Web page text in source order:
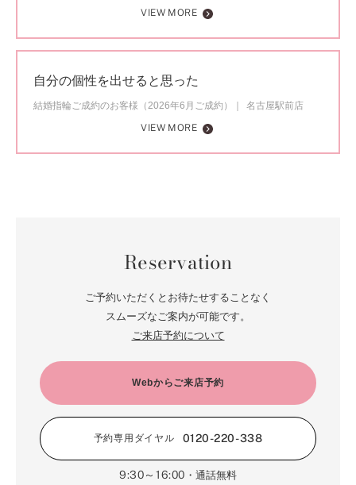
VIEW MORE
自分の個性を出せると思った
結婚指輪ご成約のお客様（2026年6月ご成約）
名古屋駅前店
VIEW MORE
Reservation
ご予約いただくとお待たせすることなく
スムーズなご案内が可能です。
ご来店予約について
Webからご来店予約
予約専用ダイヤル 0120-220-338
9:30～16:00 ・通話無料